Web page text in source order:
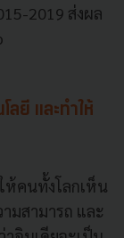
2019 ส่งผล
ลยี และทำให้
ห้คนทั้งโลกเห็น
มสามารถ และ